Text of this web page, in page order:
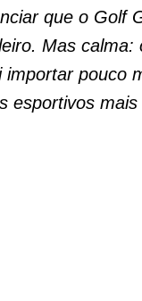
que o Golf
Mas calma:
pouco
esportivos